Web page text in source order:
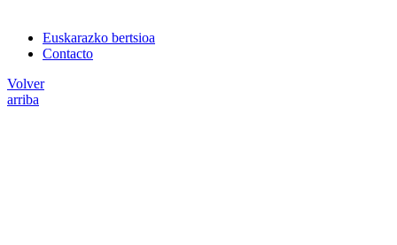
Euskarazko bertsioa
Contacto
Volver
arriba